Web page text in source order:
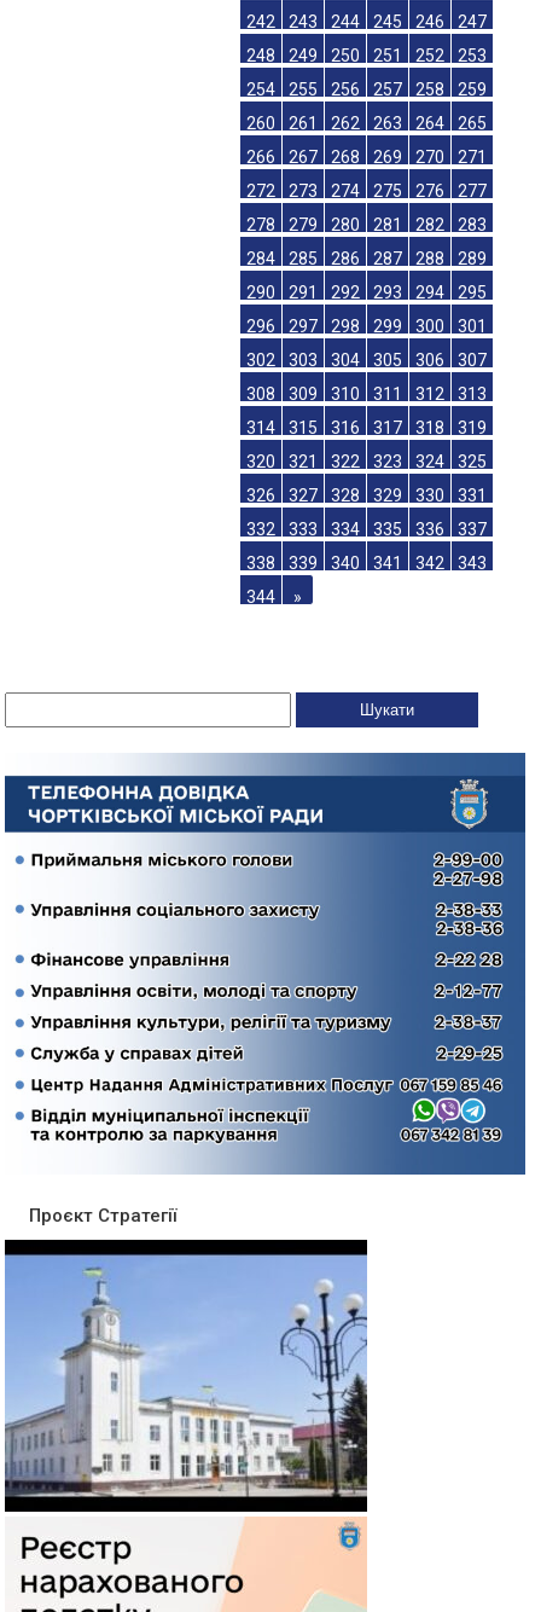
242
243 244 245 246
247
248
249 250 251 252
253
254
255 256 257 258
259
260
261 262 263 264
265
266
267 268 269 270
271
272
273 274 275 276
277
278
279 280 281 282
283
284
285 286 287 288
289
290
291 292 293 294
295
296
297 298 299 300
301
302
303 304 305 306
307
308
309 310 311 312
313
314
315 316 317 318
319
320
321 322 323 324
325
326
327 328 329 330
331
332
333 334 335 336
337
338
339 340 341 342
343
344
»
Проєкт Стратегії